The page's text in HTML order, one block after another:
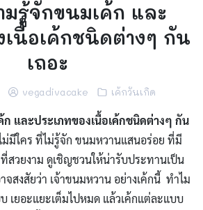
มรู้จักขนมเค้ก และ
เนื้อเค้กชนิดต่างๆ กัน
เถอะ
vegadivacake เค้กวันเกิด
และประเภทของเนื้อเค้กชนิดต่างๆ กัน
ม่มีใคร ที่ไม่รู้จัก ขนมหวานแสนอร่อย ที่มี
สวยงาม ดูเชิญชวนให้น่ารับประทานเป็น
สงสัยว่า เจ้าขนมหวาน อย่างเค้กนี้ ทำไม
เยอะแยะเต็มไปหมด แล้วเค้กแต่ละแบบ